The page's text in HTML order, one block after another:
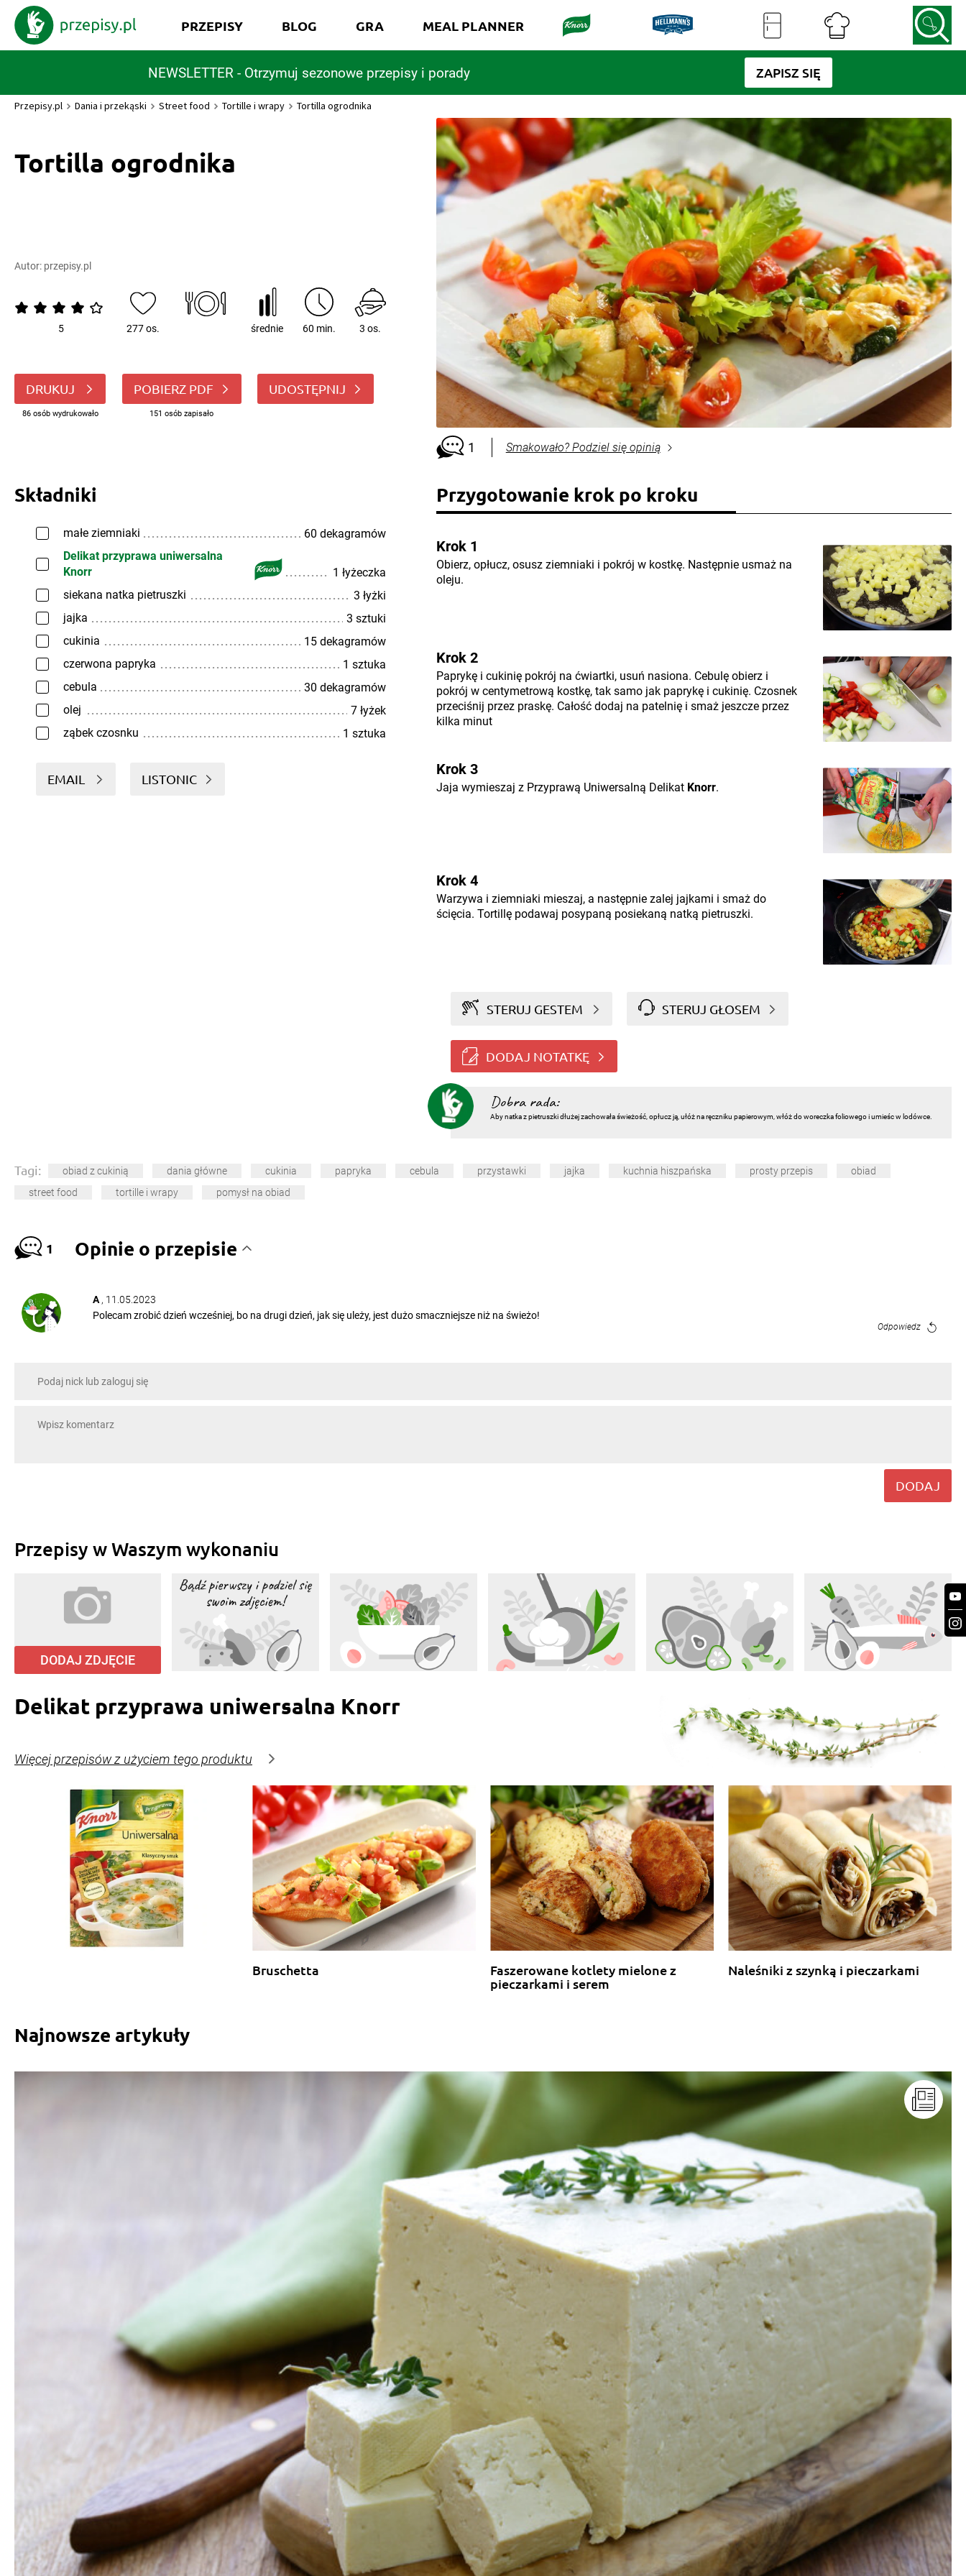
NEWSLETTER - Otrzymuj sezonowe przepisy i porady ZAPISZ SIĘ
PRZEPISY BLOG GRA MEAL PLANNER
Przepisy.pl Dania i przekąski Street food Tortille i wrapy Tortilla ogrodnika
Tortilla ogrodnika
Autor: przepisy.pl
5 277 os. średnie 60 min. 3 os.
DRUKUJ
86 osób wydrukowało
POBIERZ PDF
151 osób zapisało
UDOSTĘPNIJ
1 Smakowało? Podziel się opinią
Składniki
małe ziemniaki
60 dekagramów
Delikat przyprawa uniwersalna
Knorr
1 łyżeczka
siekana natka pietruszki
3 łyżki
jajka
3 sztuki
cukinia
15 dekagramów
czerwona papryka
1 sztuka
cebula
30 dekagramów
olej
7 łyżek
ząbek czosnku
1 sztuka
EMAIL LISTONIC
Przygotowanie krok po kroku
Krok 1
Obierz, opłucz, osusz ziemniaki i pokrój w kostkę. Następnie usmaż na
oleju.
Krok 2
Paprykę i cukinię pokrój na ćwiartki, usuń nasiona. Cebulę obierz i
pokrój w centymetrową kostkę, tak samo jak paprykę i cukinię. Czosnek
przeciśnij przez praskę. Całość dodaj na patelnię i smaż jeszcze przez
kilka minut
Krok 3
Jaja wymieszaj z Przyprawą Uniwersalną Delikat Knorr.
Krok 4
Warzywa i ziemniaki mieszaj, a następnie zalej jajkami i smaż do
ścięcia. Tortillę podawaj posypaną posiekaną natką pietruszki.
STERUJ GESTEM STERUJ GŁOSEM
DODAJ NOTATKĘ
Dobra rada:
Aby natka z pietruszki dłużej zachowała świeżość, opłucz ją, ułóż na ręczniku papierowym, włóż do woreczka foliowego i umieśc w lodówce.
Tagi: obiad z cukinią dania główne cukinia papryka cebula przystawki jajka kuchnia hiszpańska prosty przepis
obiad
street food
tortille i wrapy pomysł na obiad
1 Opinie o przepisie
A, 11.05.2023
Polecam zrobić dzień wcześniej, bo na drugi dzień, jak się uleży, jest dużo smaczniejsze niż na świeżo!
Odpowiedz
DODAJ
Przepisy w Waszym wykonaniu
DODAJ ZDJĘCIE
Delikat przyprawa uniwersalna Knorr
Więcej przepisów z użyciem tego produktu
Bruschetta
Faszerowane kotlety mielone z
pieczarkami i serem
Naleśniki z szynką i pieczarkami
Najnowsze artykuły